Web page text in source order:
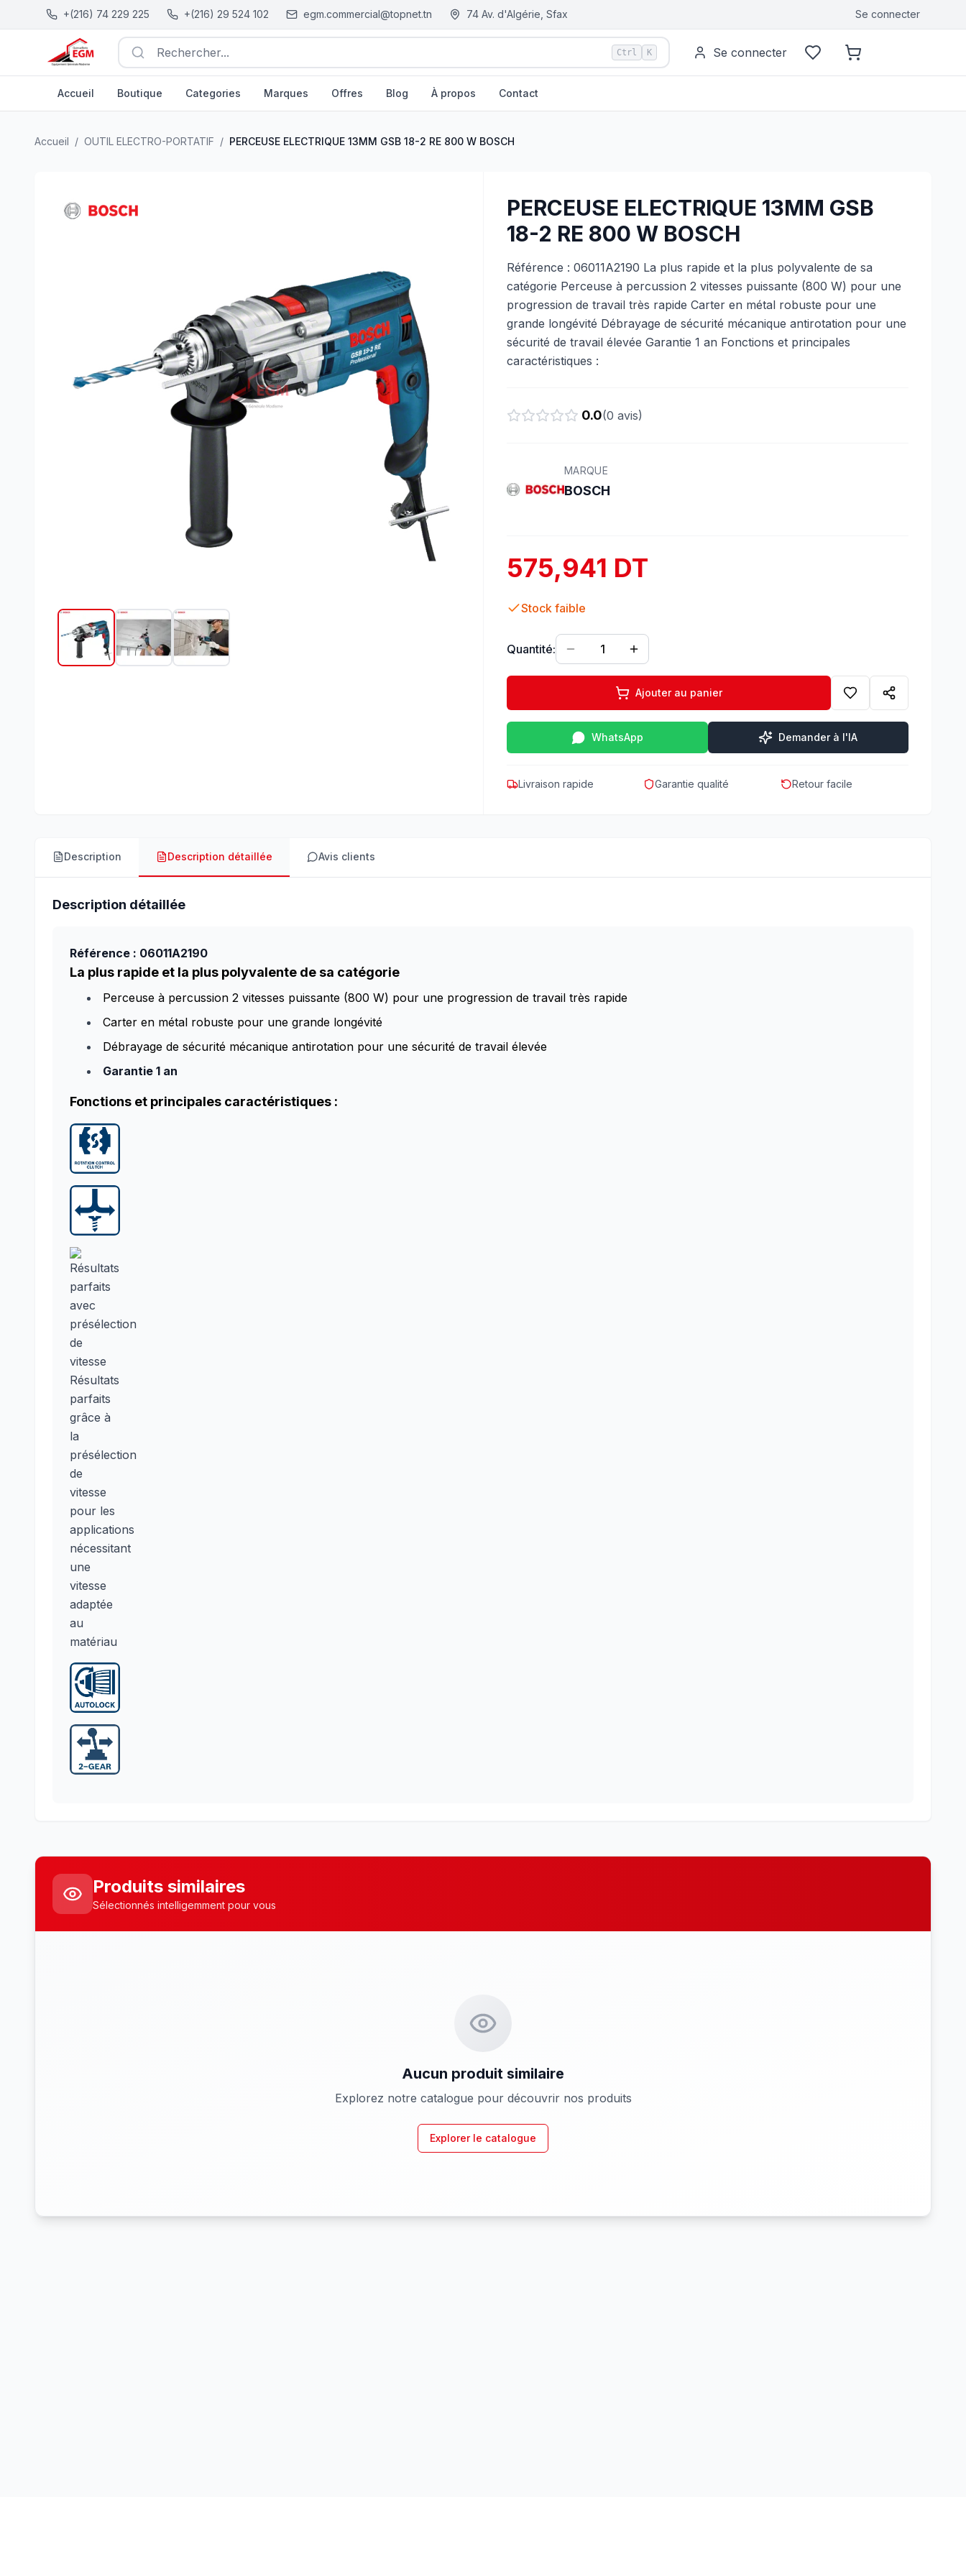
+(216) 74 229 225 +(216) 29 524 102 egm.commercial@topnet.tn 74 Av. d'Algérie, Sfax Se connecter
Rechercher... Ctrl K Se connecter
Accueil Boutique Categories Marques Offres Blog À propos Contact
Accueil / OUTIL ELECTRO-PORTATIF / PERCEUSE ELECTRIQUE 13MM GSB 18-2 RE 800 W BOSCH
PERCEUSE ELECTRIQUE 13MM GSB
18-2 RE 800 W BOSCH
Référence : 06011A2190 La plus rapide et la plus polyvalente de sa
catégorie Perceuse à percussion 2 vitesses puissante (800 W) pour une
progression de travail très rapide Carter en métal robuste pour une
grande longévité Débrayage de sécurité mécanique antirotation pour une
sécurité de travail élevée Garantie 1 an Fonctions et principales
caractéristiques :
0.0(0 avis)
MARQUE
BOSCH
575,941 DT
Stock faible
Quantité: 1
Ajouter au panier
WhatsApp Demander à l'IA
Livraison rapide Garantie qualité Retour facile
Description Description détaillée Avis clients
Description détaillée
Référence : 06011A2190
La plus rapide et la plus polyvalente de sa catégorie
Perceuse à percussion 2 vitesses puissante (800 W) pour une progression de travail très rapide
Carter en métal robuste pour une grande longévité
Débrayage de sécurité mécanique antirotation pour une sécurité de travail élevée
Garantie 1 an
Fonctions et principales caractéristiques :
Produits similaires
Sélectionnés intelligemment pour vous
Aucun produit similaire
Explorez notre catalogue pour découvrir nos produits
Explorer le catalogue